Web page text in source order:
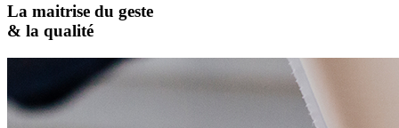
La maitrise du geste
& la qualité